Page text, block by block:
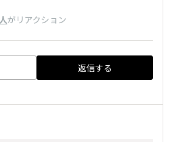
がリアクション
返信する